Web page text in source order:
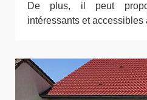
De plus, il peut
intéressants et accessibles